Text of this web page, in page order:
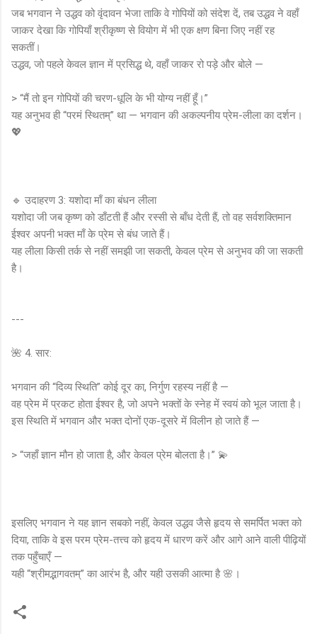
जब भगवान ने उद्धव को वृंदावन भेजा ताकि वे गोपियों को संदेश दें, तब उद्धव ने वहाँ
जाकर देखा कि गोपियाँ श्रीकृष्ण से वियोग में भी एक क्षण बिना जिए नहीं रह
सकतीं।
उद्धव, जो पहले केवल ज्ञान में प्रसिद्ध थे, वहाँ जाकर रो पड़े और बोले —
> “मैं तो इन गोपियों की चरण-धूलि के भी योग्य नहीं हूँ।”
यह अनुभव ही “परमं स्थितम्” था — भगवान की अकल्पनीय प्रेम-लीला का दर्शन।
💖
🔹 उदाहरण 3: यशोदा माँ का बंधन लीला
यशोदा जी जब कृष्ण को डाँटती हैं और रस्सी से बाँध देती हैं, तो वह सर्वशक्तिमान
ईश्वर अपनी भक्त माँ के प्रेम से बंध जाते हैं।
यह लीला किसी तर्क से नहीं समझी जा सकती, केवल प्रेम से अनुभव की जा सकती
है।
---
🌺 4. सार:
भगवान की “दिव्य स्थिति” कोई दूर का, निर्गुण रहस्य नहीं है —
वह प्रेम में प्रकट होता ईश्वर है, जो अपने भक्तों के स्नेह में स्वयं को भूल जाता है।
इस स्थिति में भगवान और भक्त दोनों एक-दूसरे में विलीन हो जाते हैं —
> “जहाँ ज्ञान मौन हो जाता है, और केवल प्रेम बोलता है।” 💫
इसलिए भगवान ने यह ज्ञान सबको नहीं, केवल उद्धव जैसे हृदय से समर्पित भक्त को
दिया, ताकि वे इस परम प्रेम-तत्त्व को हृदय में धारण करें और आगे आने वाली पीढ़ियों
तक पहुँचाएँ —
यही “श्रीमद्भागवतम्” का आरंभ है, और यही उसकी आत्मा है 🌸।